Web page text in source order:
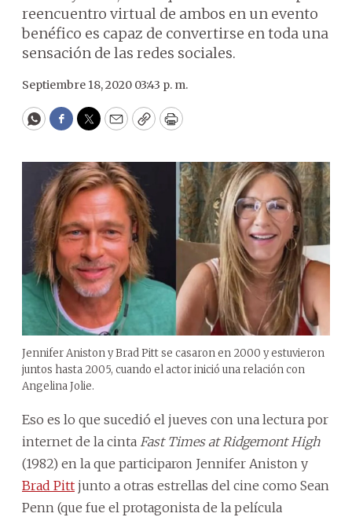
reencuentro virtual de ambos en un evento
benéfico es capaz de convertirse en toda una
sensación de las redes sociales.
Septiembre 18, 2020 03:43 p. m.
WhatsApp
Facebook
Twitter
EmailCopyPrint
Jennifer Aniston y Brad Pitt se casaron en 2000 y estuvieron
juntos hasta 2005, cuando el actor inició una relación con
Angelina Jolie.
Eso es lo que sucedió el jueves con una lectura por
internet de la cinta Fast Times at Ridgemont High
(1982) en la que participaron Jennifer Aniston y
Brad Pitt junto a otras estrellas del cine como Sean
Penn (que fue el protagonista de la película